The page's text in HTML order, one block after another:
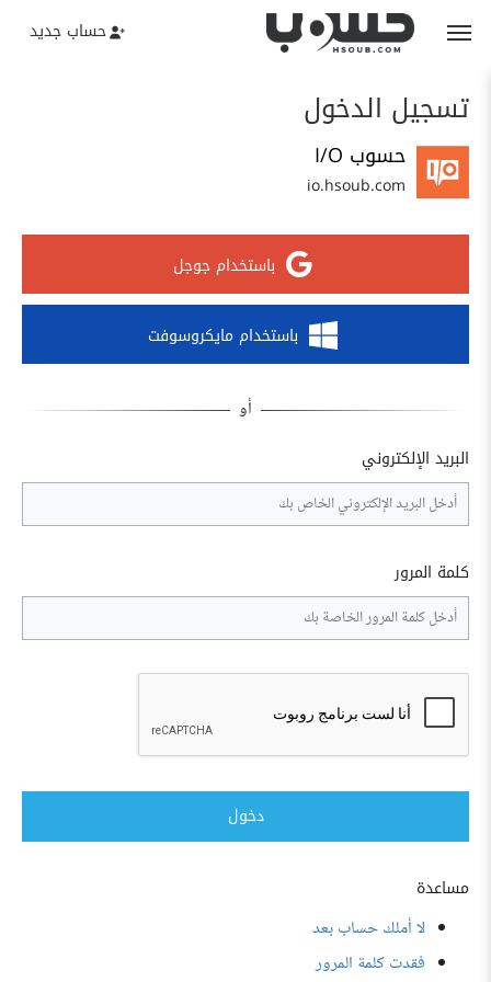
حساب جديد
تسجيل الدخول
حسوب I/O
io.hsoub.com
باستخدام جوجل
باستخدام مايكروسوفت
البريد الإلكتروني
كلمة المرور
دخول
مساعدة
لا أملك حساب بعد
فقدت كلمة المرور